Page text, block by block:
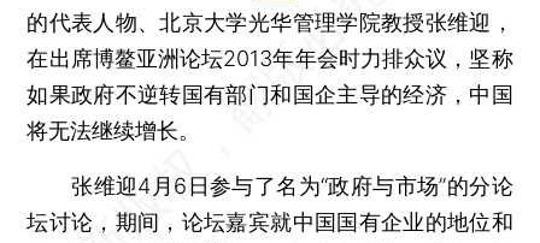
的代表人物、北京大学光华管理学院教授张维迎，
在出席博鳌亚洲论坛2013年年会时力排众议，坚称
如果政府不逆转国有部门和国企主导的经济，中国
将无法继续增长。
张维迎4月6日参与了名为“政府与市场”的分论
坛讨论，期间，论坛嘉宾就中国国有企业的地位和